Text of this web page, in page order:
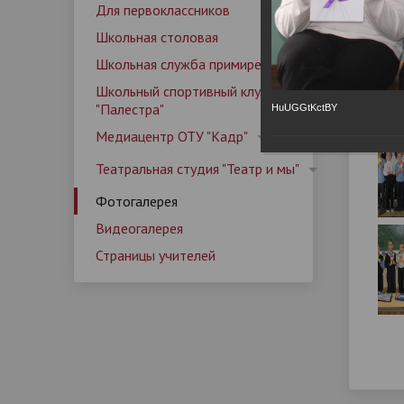
организации
Контакты
Задать
Профилактические мероприятия
Программа воспитания
"Палестра"
Страницы учителей
Основной государственный
экзамен (ОГЭ)
Дополнительная информация
Для первоклассников
Школьная столовая
Школьная служба примирения
Школьный спортивный клуб
"Палестра"
Медиацентр ОТУ "Кадр"
Театральная студия "Театр и мы"
Фотогалерея
Видеогалерея
Страницы учителей
HuUGGtKctBY